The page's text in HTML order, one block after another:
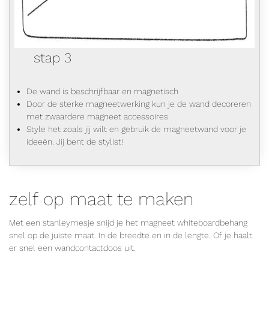
stap 3
De wand is beschrijfbaar en magnetisch
Door de sterke magneetwerking kun je de wand decoreren
met zwaardere magneet accessoires
Style het zoals jij wilt en gebruik de magneetwand voor je
ideeën. Jij bent de stylist!
zelf op maat te maken
Met een stanleymesje snijd je het magneet whiteboardbehang
snel op de juiste maat. In de breedte en in de lengte. Of je haalt
er snel een wandcontactdoos uit.